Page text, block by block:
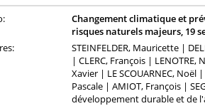
Changement climatique et
risques naturels majeurs, 19
STEINFELDER, Mauricette |
| CLERC, François |
Xavier | LE SCOUARNEC, Noël
Pascale | AMIOT, François |
développement durable et de